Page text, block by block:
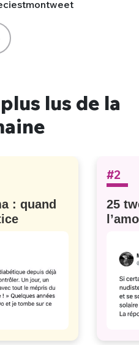
lus de la
: quand
#2
25